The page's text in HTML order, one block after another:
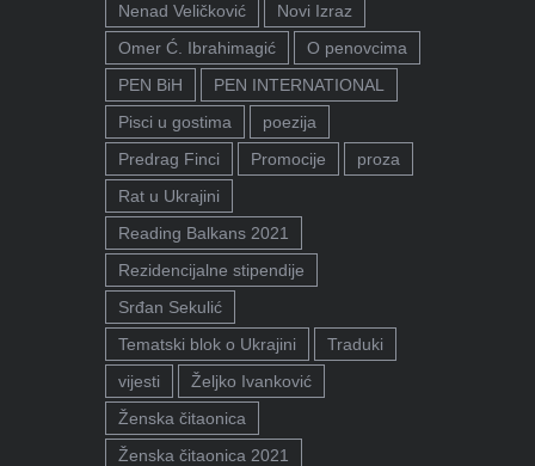
Nenad Veličković
Novi Izraz
Omer Ć. Ibrahimagić
O penovcima
PEN BiH
PEN INTERNATIONAL
Pisci u gostima
poezija
Predrag Finci
Promocije
proza
Rat u Ukrajini
Reading Balkans 2021
Rezidencijalne stipendije
Srđan Sekulić
Tematski blok o Ukrajini
Traduki
vijesti
Željko Ivanković
Ženska čitaonica
Ženska čitaonica 2021